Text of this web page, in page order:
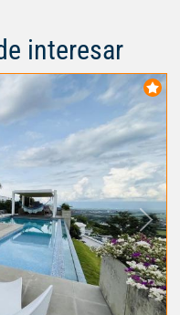
interesar